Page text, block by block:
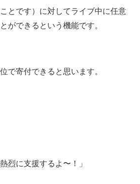
とです）に対してライブ中に任意
ができるという機能です。
で寄付できると思います。
烈に支援するよ〜！」